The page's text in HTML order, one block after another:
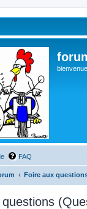
FAQ
Foire aux